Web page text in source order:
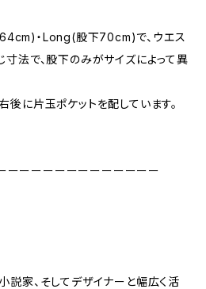
・Long(股下70cm)で、ウエス
寸法で、股下のみがサイズによって異
後に片玉ポケットを配しています。
ーーーーーーーーーーーーー
説家、そしてデザイナーと幅広く活